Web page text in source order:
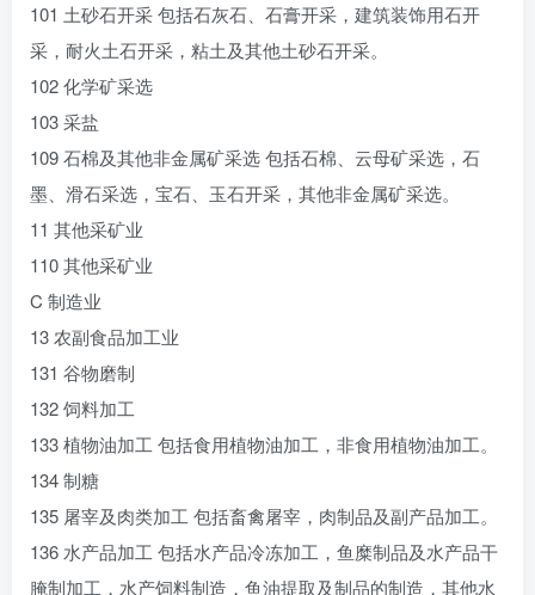
101 土砂石开采 包括石灰石、石膏开采，建筑装饰用石开
采，耐火土石开采，粘土及其他土砂石开采。
102 化学矿采选
103 采盐
109 石棉及其他非金属矿采选 包括石棉、云母矿采选，石
墨、滑石采选，宝石、玉石开采，其他非金属矿采选。
11 其他采矿业
110 其他采矿业
C 制造业
13 农副食品加工业
131 谷物磨制
132 饲料加工
133 植物油加工 包括食用植物油加工，非食用植物油加工。
134 制糖
135 屠宰及肉类加工 包括畜禽屠宰，肉制品及副产品加工。
136 水产品加工 包括水产品冷冻加工，鱼糜制品及水产品干
腌制加工，水产饲料制造，鱼油提取及制品的制造，其他水